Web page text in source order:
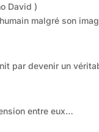
David )
malgré son
par devenir un
entre eux…